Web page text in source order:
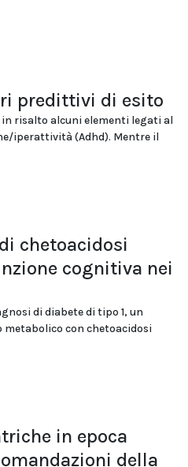
predittivi di esito
risalto alcuni elementi legati al
iperattività (Adhd). Mentre il
chetoacidosi
cognitiva nei
di diabete di tipo 1, un
metabolico con chetoacidosi
in epoca
della